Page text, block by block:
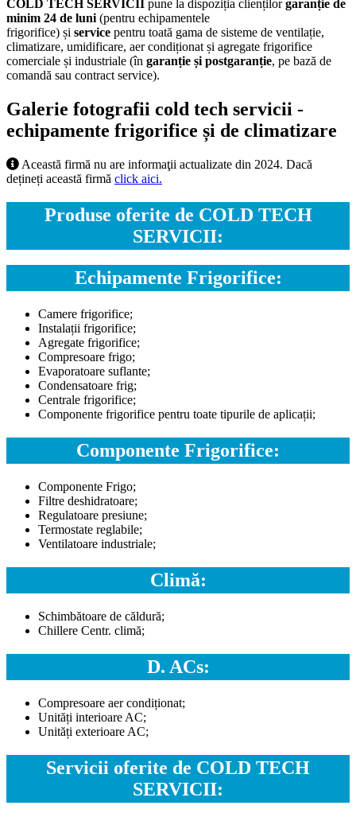
COLD TECH SERVICII pune la dispoziția cliențilorgaranție de
minim 24 de luni (pentru echipamentele
frigorifice) și service pentru toată gama de sisteme de ventilație,
climatizare, umidificare, aer condiționat și agregate frigorifice
comerciale și industriale (în garanție și postgaranție, pe bază de
comandă sau contract service).
Galerie fotografii cold tech servicii -
echipamente frigorifice și de climatizare
Această firmă nu are informaţii actualizate din 2024. Dacă
dețineți această firmă click aici.
Produse oferite de COLD TECH
SERVICII:
Echipamente Frigorifice:
Camere frigorifice;
Instalații frigorifice;
Agregate frigorifice;
Compresoare frigo;
Evaporatoare suflante;
Condensatoare frig;
Centrale frigorifice;
Componente frigorifice pentru toate tipurile de aplicații;
Componente Frigorifice:
Componente Frigo;
Filtre deshidratoare;
Regulatoare presiune;
Termostate reglabile;
Ventilatoare industriale;
Climă:
Schimbătoare de căldură;
Chillere Centr. climă;
D. ACs:
Compresoare aer condiționat;
Unități interioare AC;
Unități exterioare AC;
Servicii oferite de COLD TECH
SERVICII: